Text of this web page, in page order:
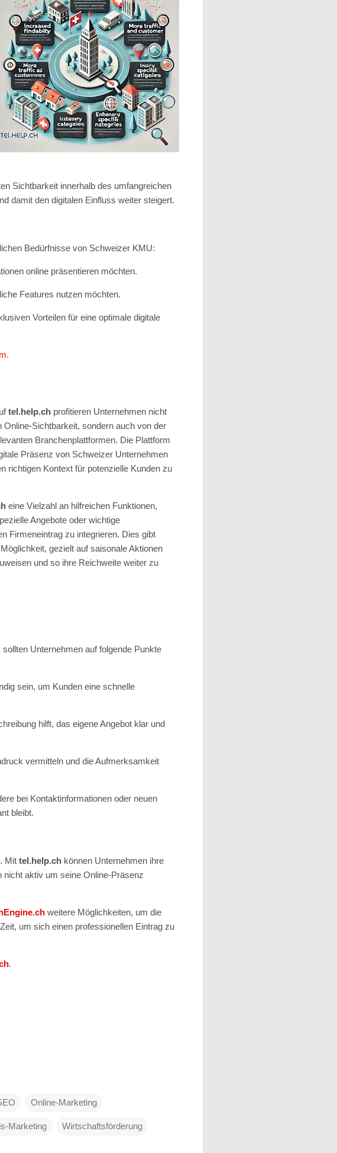
Sichtbarkeit innerhalb des umfangreichen
damit den digitalen Einfluss weiter steigert.
Bedürfnisse von Schweizer KMU:
online präsentieren möchten.
Features nutzen möchten.
Vorteilen für eine optimale digitale
.
tel.help.ch profitieren Unternehmen nicht
Online-Sichtbarkeit, sondern auch von der
Branchenplattformen. Die Plattform
Präsenz von Schweizer Unternehmen
richtigen Kontext für potenzielle Kunden zu
eine Vielzahl an hilfreichen Funktionen,
Angebote oder wichtige
Firmeneintrag zu integrieren. Dies gibt
gezielt auf saisonale Aktionen
und so ihre Reichweite weiter zu
sollten Unternehmen auf folgende Punkte
sein, um Kunden eine schnelle
hilft, das eigene Angebot klar und
vermitteln und die Aufmerksamkeit
bei Kontaktinformationen oder neuen
bleibt.
Mit tel.help.ch können Unternehmen ihre
nicht aktiv um seine Online-Präsenz
weitere Möglichkeiten, um die
um sich einen professionellen Eintrag zu
.
Online-Marketing
Marketing Wirtschaftsförderung